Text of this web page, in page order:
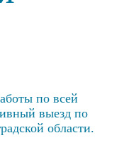
по всей
выезд по
области.